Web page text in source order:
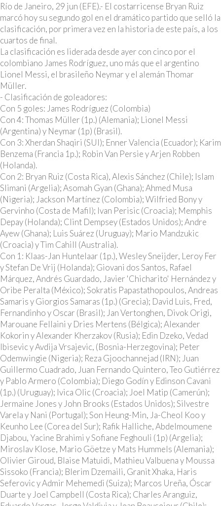
Río de Janeiro, 29 jun (EFE).- El costarricense Bryan Ruiz
marcó hoy su segundo gol en el dramático partido que selló la
clasificación, por primera vez en la historia de este país, a los
cuartos de final.
La clasificación es liderada desde ayer con cinco por el
colombiano James Rodríguez, uno más que el argentino
Lionel Messi, el brasileño Neymar y el alemán Thomar
Müller.
- Clasificación de goleadores:
Con 5 goles: James Rodríguez (Colombia)
Con 4: Thomas Müller (1p.) (Alemania); Lionel Messi
(Argentina) y Neymar (1p) (Brasil).
Con 3: Xherdan Shaqiri (SUI); Enner Valencia (Ecuador); Karim
Benzema (Francia 1p.); Robin Van Persie y Arjen Robben
(Holanda).
Con 2: Bryan Ruiz (Costa Rica), Alexis Sánchez (Chile); Islam
Slimani (Argelia); Asomah Gyan (Ghana); Ahmed Musa
(Nigeria); Jackson Martínez (Colombia); Wilfried Bony y
Gervinho (Costa de Mafil); Ivan Perisic (Croacia); Memphis
Depay (Holanda); Clint Dempsey (Estados Unidos); Andre
Ayew (Ghana); Luis Suárez (Uruguay); Mario Mandzukic
(Croacia) y Tim Cahill (Australia).
Con 1: Klaas-Jan Huntelaar (1p.), Wesley Sneijder, Leroy Fer
y Stefan De Vrij (Holanda); Giovani dos Santos, Rafael
Márquez, Andrés Guardado, Javier 'Chicharito' Hernández y
Oribe Peralta (México); Sokratis Papastathopoulos, Andreas
Samaris y Giorgios Samaras (1p.) (Grecia); David Luis, Fred,
Fernandinho y Oscar (Brasil); Jan Vertonghen, Divok Origi,
Marouane Fellaini y Dries Mertens (Bélgica); Alexander
Kokorin y Alexander Kherzakov (Rusia); Edin Dzeko, Vedad
Ibisevic y Avdija Vrsajevic, (Bosnia-Herzegovina); Peter
Odemwingie (Nigeria); Reza Gjoochannejad (IRN); Juan
Guillermo Cuadrado, Juan Fernando Quintero, Teo Gutiérrez
y Pablo Armero (Colombia); Diego Godín y Edinson Cavani
(1p.) (Uruguay); Ivica Olic (Croacia); Joel Matip (Camerún);
Jermaine Jones y John Brooks (Estados Unidos); Silvestre
Varela y Nani (Portugal); Son Heung-Min, Ja-Cheol Koo y
Keunho Lee (Corea del Sur); Rafik Halliche, Abdelmoumene
Djabou, Yacine Brahimi y Sofiane Feghouli (1p) (Argelia);
Miroslav Klose, Mario Göetze y Mats Hummels (Alemania);
Olivier Giroud, Blaise Matuidi, Mathieu Valbuena y Moussa
Sissoko (Francia); Blerim Dzemaili, Granit Xhaka, Haris
Seferovic y Admir Mehemedi (Suiza); Marcos Ureña, Óscar
Duarte y Joel Campbell (Costa Rica); Charles Aranguiz,